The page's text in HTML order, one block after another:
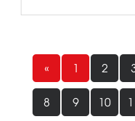
« 1 2
8 9 10